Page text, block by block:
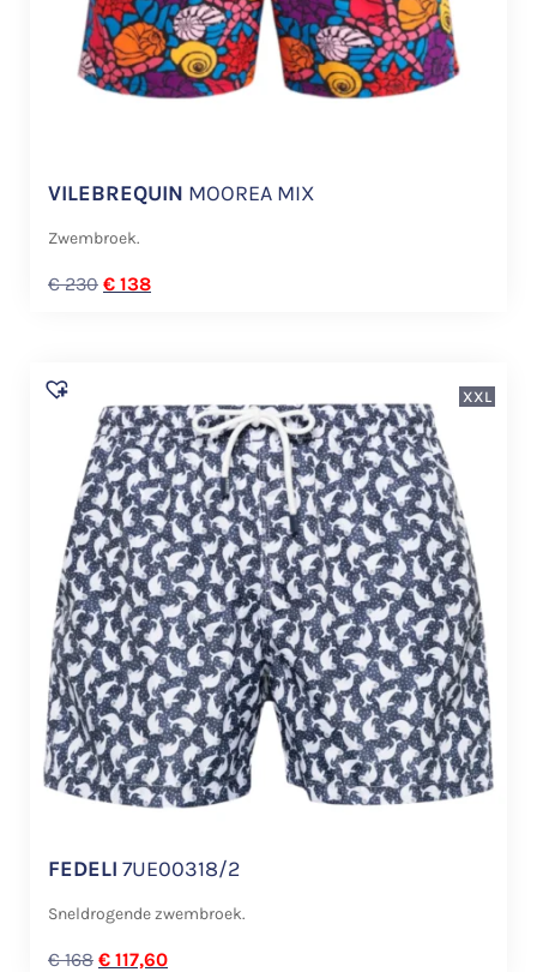
VILEBREQUIN MOOREA MIX
Zwembroek.
€230 € 138
FEDELI 7UE00318/2
Sneldrogende zwembroek.
€168 € 117,60
XXL